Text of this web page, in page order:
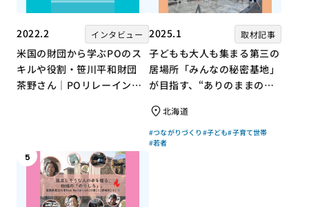
2022.2 インタビュー
米国の財団から学ぶPOのス
キルや役割・笹川平和財団
茶野さん｜POリレーインタ
2025.1 取材記事
子どもも大人も集まる第三の
居場所「みんなの秘密基地」
が目指す、“ありのままの自
ィづくり
北海道
#つながりづくり #子ども#子育て世帯
#若者
5